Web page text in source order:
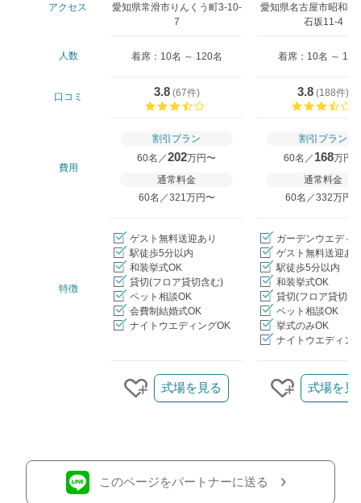
アクセス
愛知県常滑市りんくう町3-10-
7
愛知県名古屋市昭和区
石坂11-4
人数 着席：10名 ～ 120名 着席：10名 ～ 130
口コミ 3.8(67件)
3.8 (188件)
費用
割引プラン
60名／202万円〜
通常料金
60名／321万円〜
割引プラン
60名／ 168万円
通常料金
60名／332万円〜
特徴
ゲスト無料送迎あり
駅徒歩5分以内
和装挙式OK
貸切(フロア貸切含む)
ペット相談OK
会費制結婚式OK
ナイトウエディングOK
ガーデンウエディ
ゲスト無料送迎あ
駅徒歩5分以内
和装挙式OK
貸切(フロア貸切含
ペット相談OK
挙式のみOK
ナイトウエディン
クリップする
式場を見る
クリップす
式場を見
このページをパートナーに送る